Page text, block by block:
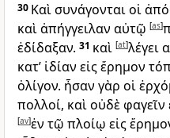
30 Καὶ συνάγονται οἱ
καὶ ἀπήγγειλαν αὐτῷ [as]
ἐδίδαξαν. 31 καὶ [at]λέγει
κατ’ ἰδίαν εἰς ἔρημον
ὀλίγον. ἦσαν γὰρ οἱ
πολλοί, καὶ οὐδὲ φαγεῖν
[av]ἐν τῷ πλοίῳ εἰς